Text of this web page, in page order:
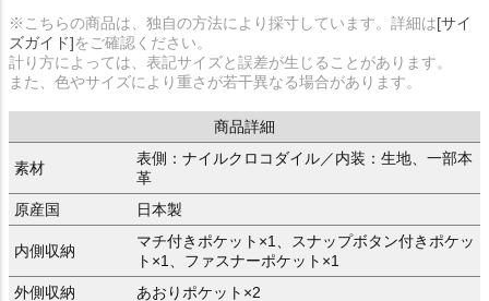
※こちらの商品は、独自の方法により採寸しています。詳細は[サイ
ズガイド]をご確認ください。
計り方によっては、表記サイズと誤差が生じることがあります。
また、色やサイズにより重さが若干異なる場合があります。
商品詳細
素材
表側：ナイルクロコダイル／内装：生地、一部本
革
原産国
日本製
内側収納
マチ付きポケット×1、スナップボタン付きポケッ
ト×1、ファスナーポケット×1
外側収納
あおりポケット×2